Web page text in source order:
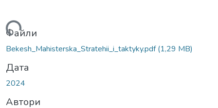
Файли
Bekesh_Mahisterska_Stratehii_i_taktyky.pdf(1,29 MB)
Дата
2024
Автори